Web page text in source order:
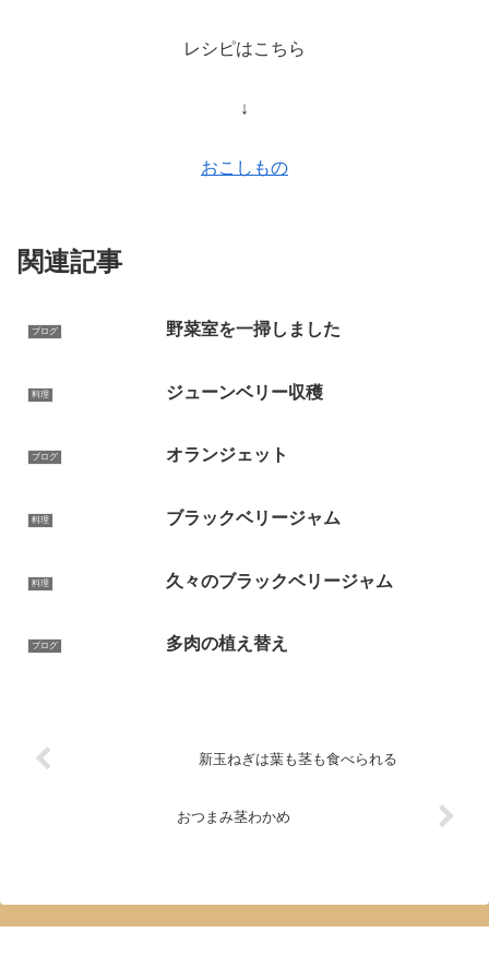
レシピはこちら
↓
おこしもの
関連記事
ブログ 野菜室を一掃しました
料理 ジューンベリー収穫
ブログ オランジェット
料理 ブラックベリージャム
料理 久々のブラックベリージャム
ブログ 多肉の植え替え
新玉ねぎは葉も茎も食べられる
おつまみ茎わかめ